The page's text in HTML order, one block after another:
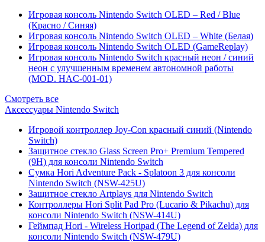
Игровая консоль Nintendo Switch OLED – Red / Blue
(Красно / Синяя)
Игровая консоль Nintendo Switch OLED – White (Белая)
Игровая консоль Nintendo Switch OLED (GameReplay)
Игровая консоль Nintendo Switch красный неон / синий
неон с улучшенным временем автономной работы
(MOD. HAC-001-01)
Смотреть все
Аксессуары Nintendo Switch
Игровой контроллер Joy-Con красный синий (Nintendo
Switch)
Защитное стекло Glass Screen Pro+ Premium Tempered
(9H) для консоли Nintendo Switch
Сумка Hori Adventure Pack - Splatoon 3 для консоли
Nintendo Switch (NSW-425U)
Защитное стекло Artplays для Nintendo Switch
Контроллеры Hori Split Pad Pro (Lucario & Pikachu) для
консоли Nintendo Switch (NSW-414U)
Геймпад Hori - Wireless Horipad (The Legend of Zelda) для
консоли Nintendo Switch (NSW-479U)